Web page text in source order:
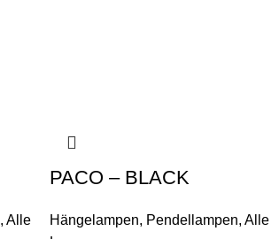
,Alle
PACO – BLACK
Hängelampen, Pendellampen,Alle